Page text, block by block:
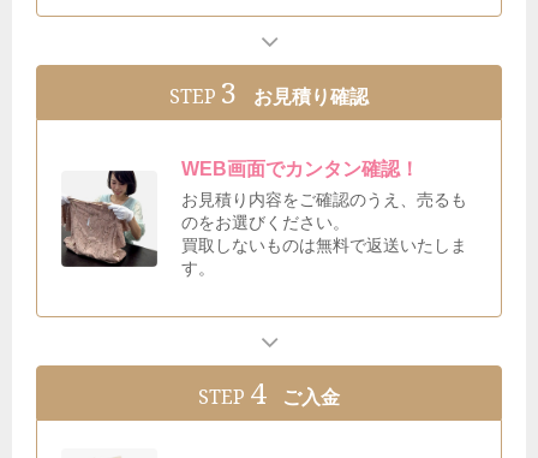
STEP 3 お見積り確認
WEB画面でカンタン確認！
お見積り内容をご確認のうえ、売るも
のをお選びください。
買取しないものは無料で返送いたしま
す。
STEP 4 ご入金